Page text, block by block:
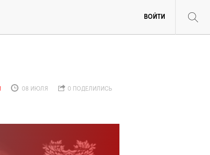
ВОЙТИ
08 ИЮЛЯ 0 ПОДЕЛИЛИСЬ